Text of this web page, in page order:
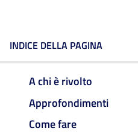
INDICE DELLA PAGINA
A chi è rivolto
Approfondimenti
Come fare